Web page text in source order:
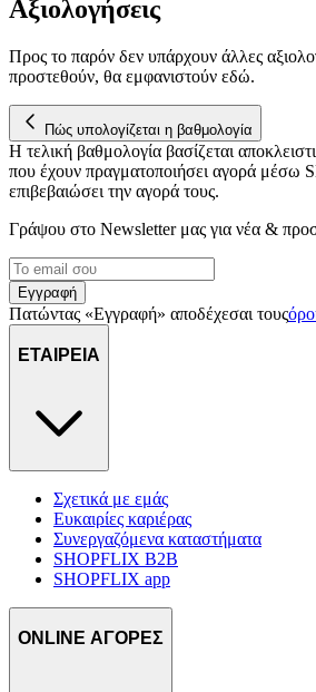
Αξιολογήσεις
Προς το παρόν δεν υπάρχουν άλλες
προστεθούν, θα εμφανιστούν εδώ.
Πώς υπολογίζεται η βαθμολογία
Η τελική βαθμολογία βασίζεται
που έχουν πραγματοποιήσει αγορά μέσω
επιβεβαιώσει την αγορά τους.
Γράψου στο Νewsletter μας για νέα &
Εγγραφή
Πατώντας «Εγγραφή» αποδέχεσαι τους
ΕΤΑΙΡΕΙΑ
Σχετικά με εμάς
Ευκαιρίες καριέρας
Συνεργαζόμενα καταστήματα
SHOPFLIX B2B
SHOPFLIX app
ONLINE ΑΓΟΡΕΣ